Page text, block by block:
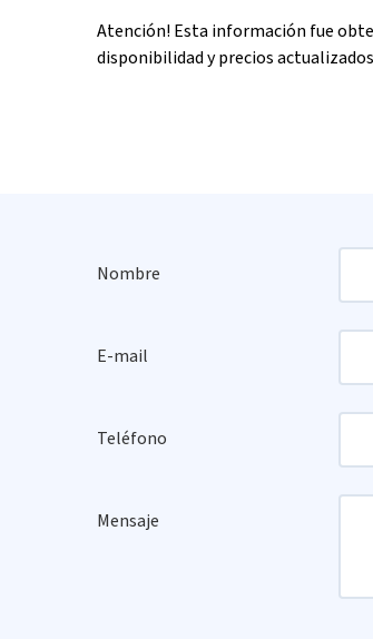
Atención! Esta información fue
disponibilidad y precios
Nombre
E-mail
Teléfono
Mensaje